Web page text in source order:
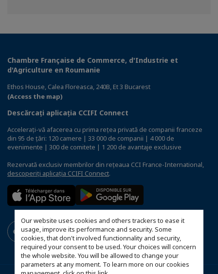
Our website uses cookies and others trackers to ease it
usage, improve its performance and security. Some
cookies, that don't involved functionnality and security,
required your consent to be used. Your choices will concern
the whole website. You will be allowed to change your
parameters at any moment. To learn more on our cookies
Chambre Française de Commerce, d'Industrie et
d'Agriculture en Roumanie
Ethos House, Calea Floreasca, 240B, Et 3 Bucarest
(Access the map)
Descărcați aplicația CCIFI Connect
Accelerați-vă afacerea cu prima rețea privată de companii franceze
din 95 de țări: 120 camere | 33 000 de companii | 4 000 de
evenimente | 300 de comitete | 1 200 de avantaje exclusive
Rezervată exclusiv membrilor din rețeaua CCI France-International,
descoperiți aplicația CCIFI Connect.